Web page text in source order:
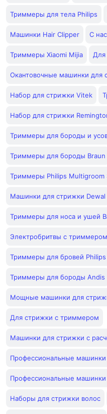
Триммеры для тела Philips
Машинки Hair Clipper С
Триммеры Xiaomi Mijia Для
Окантовочные машинки для
Набор для стрижки Vitek
Набор для стрижки
Триммеры для бороды и
Триммеры для бороды Braun
Триммеры Philips Multigroom
Машинки для стрижки Dewal
Триммеры для носа и ушей
Электробритвы с триммером
Триммеры для бровей Philips
Триммеры для бороды Andis
Мощные машинки для
Для стрижки с триммером
Машинки для стрижки с
Профессиональные машинки
Профессиональные
Наборы для стрижки волос